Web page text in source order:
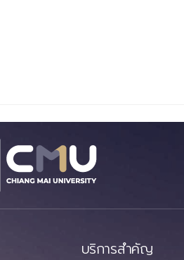
บริการสำคัญ